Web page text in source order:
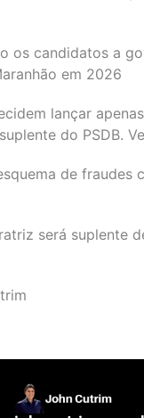
os candidatos a
em 2026
lançar
do PSDB.
de fraudes
será suplente